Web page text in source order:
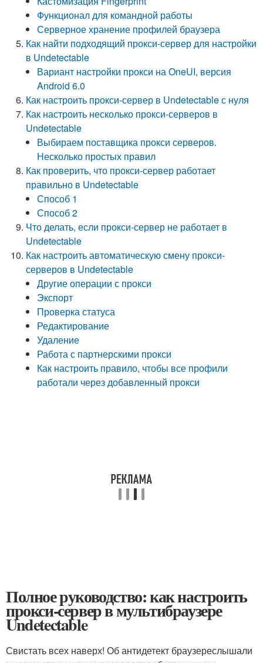
Функционал для командной работы
Серверное хранение профилей браузера
Как найти подходящий прокси-сервер для настройки
в Undetectable
Вариант настройки прокси на OneUI, версия
Android 6.0
Как настроить прокси-сервер в Undetectable с нуля
Как настроить несколько прокси-серверов в
Undetectable
Выбираем поставщика прокси серверов.
Несколько простых правил
Как проверить, что прокси-сервер работает
правильно в Undetectable
Способ 1
Способ 2
Что делать, если прокси-сервер не работает в
Undetectable
Как настроить автоматическую смену прокси-
серверов в Undetectable
Другие операции с прокси
Экспорт
Проверка статуса
Редактирование
Удаление
Работа с партнерскими прокси
Как настроить правило, чтобы все профили
работали через добавленный прокси
Полное руководство: как настроить
прокси-сервер в мультибраузере
Undetectable
Свистать всех наверх! Об антидетект браузереслышали